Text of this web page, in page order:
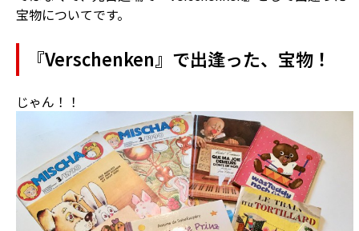
宝物についてです。
『Verschenken』で出逢った、宝物！
じゃん！！